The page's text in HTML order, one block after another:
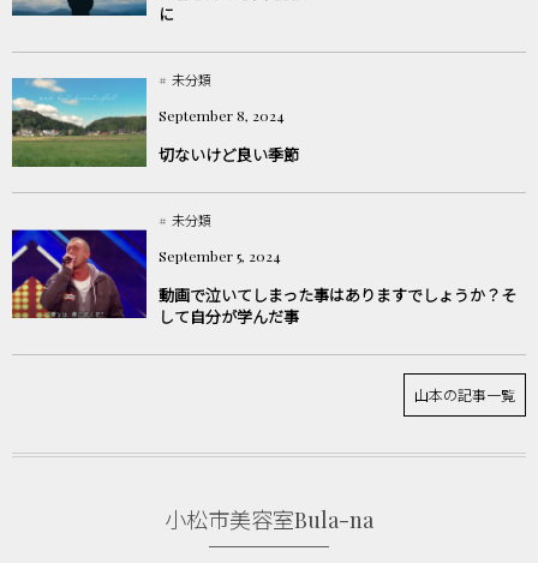
に
未分類
September8, 2024
切ないけど良い季節
未分類
September5, 2024
動画で泣いてしまった事はありますでしょうか？そ
して自分が学んだ事
山本の記事一覧
小松市美容室Bula-na